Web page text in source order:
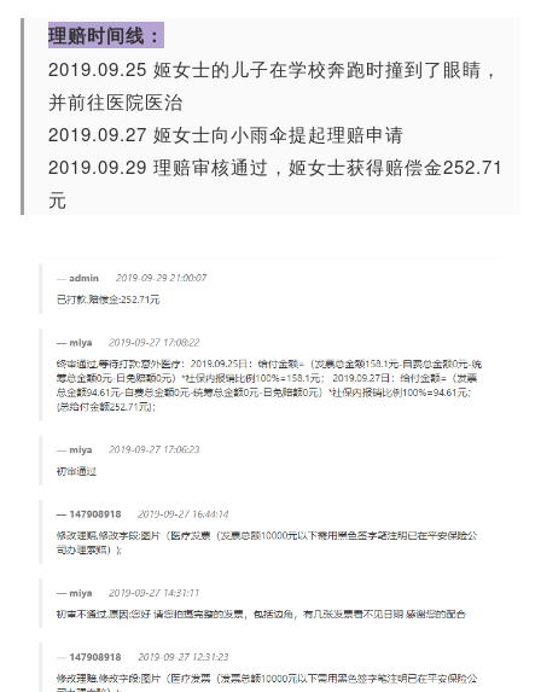
理赔时间线：
2019.09.25 姬女士的儿子在学校奔跑时撞到了眼睛，
并前往医院医治
2019.09.27 姬女士向小雨伞提起理赔申请
2019.09.29 理赔审核通过， 姬女士获得赔偿金252.71
元